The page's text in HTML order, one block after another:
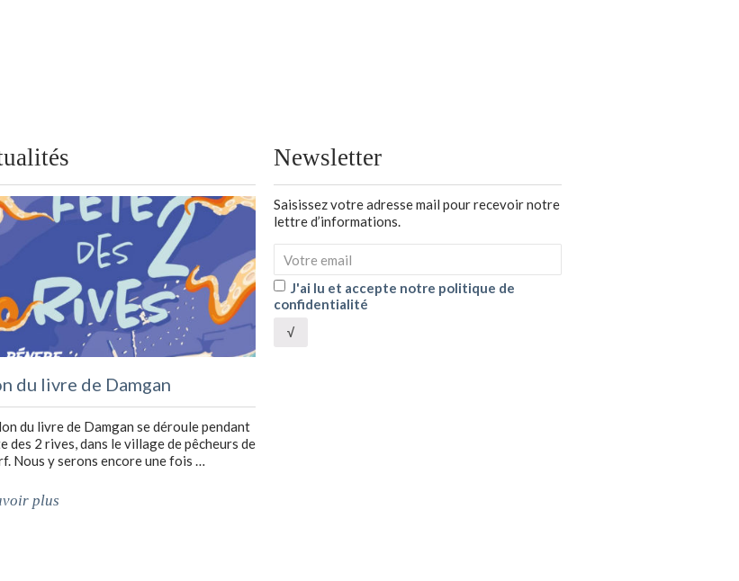
du livre de Damgan
du livre de Damgan se déroule pendant
des 2 rives, dans le village de pêcheurs de
Nous y serons encore une fois …
plus
Newsletter
Saisissez votre adresse mail pour recevoir notre
lettre d’informations.
J'ai lu et accepte notre politique de
confidentialité
√